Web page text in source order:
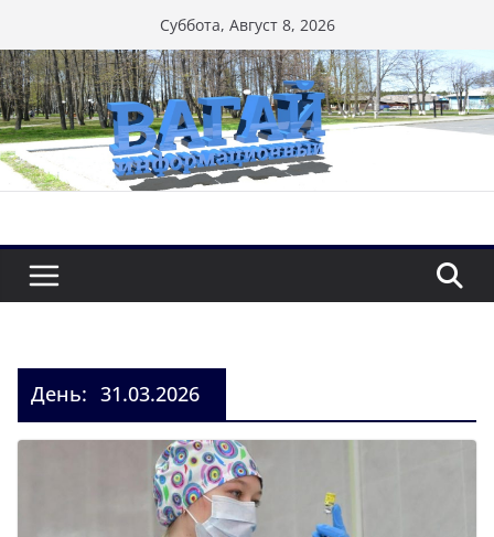
к
содержимому
Суббота, Август 8, 2026
День: 31.03.2026